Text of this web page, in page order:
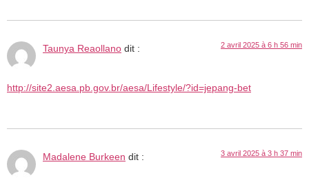
Taunya Reaollano dit : 2 avril 2025 à 6 h 56 min
http://site2.aesa.pb.gov.br/aesa/Lifestyle/?id=jepang-bet
Madalene Burkeen dit : 3 avril 2025 à 3 h 37 min